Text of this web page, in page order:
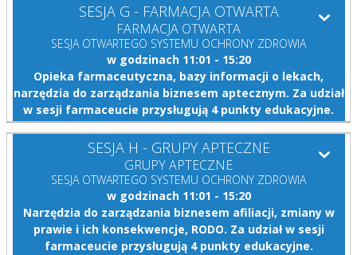
SESJA G - FARMACJA OTWARTA
FARMACJA OTWARTA
SESJA OTWARTEGO SYSTEMU OCHRONY ZDROWIA
w godzinach 11:01 - 15:20
Opieka farmaceutyczna, bazy informacji o lekach,
narzędzia do zarządzania biznesem aptecznym. Za udział
w sesji farmaceucie przysługują 4 punkty edukacyjne.
SESJA H - GRUPY APTECZNE
GRUPY APTECZNE
SESJA OTWARTEGO SYSTEMU OCHRONY ZDROWIA
w godzinach 11:01 - 15:20
Narzędzia do zarządzania biznesem afiliacji, zmiany w
prawie i ich konsekwencje, RODO. Za udział w sesji
farmaceucie przysługują 4 punkty edukacyjne.